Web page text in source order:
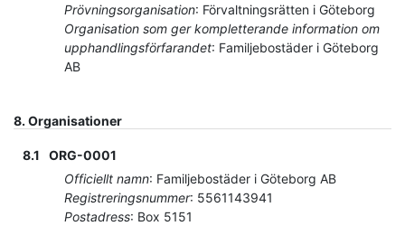
Prövningsorganisation: Förvaltningsrätten i Göteborg
Organisation som ger kompletterande information om
upphandlingsförfarandet: Familjebostäder i Göteborg
AB
8. Organisationer
8.1
ORG-0001
Officiellt namn: Familjebostäder i Göteborg AB
Registreringsnummer: 5561143941
Postadress: Box 5151